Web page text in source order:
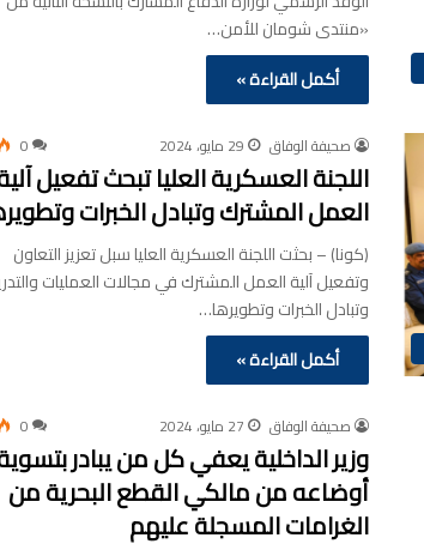
«منتدى شومان للأمن…
أكمل القراءة »
صحيفة الوفاق 29 مايو، 2024 0
اللجنة العسكرية العليا تبحث تفعيل
العمل المشترك وتبادل الخبرات
(كونا) – بحثت اللجنة العسكرية العليا سبل تعزيز التعاون
وتفعيل آلية العمل المشترك في مجالات العمليات
وتبادل الخبرات وتطويرها…
أكمل القراءة »
صحيفة الوفاق 27 مايو، 2024 0
وزير الداخلية يعفي كل من يبادر
أوضاعه من مالكي القطع البحرية من
الغرامات المسجلة عليهم